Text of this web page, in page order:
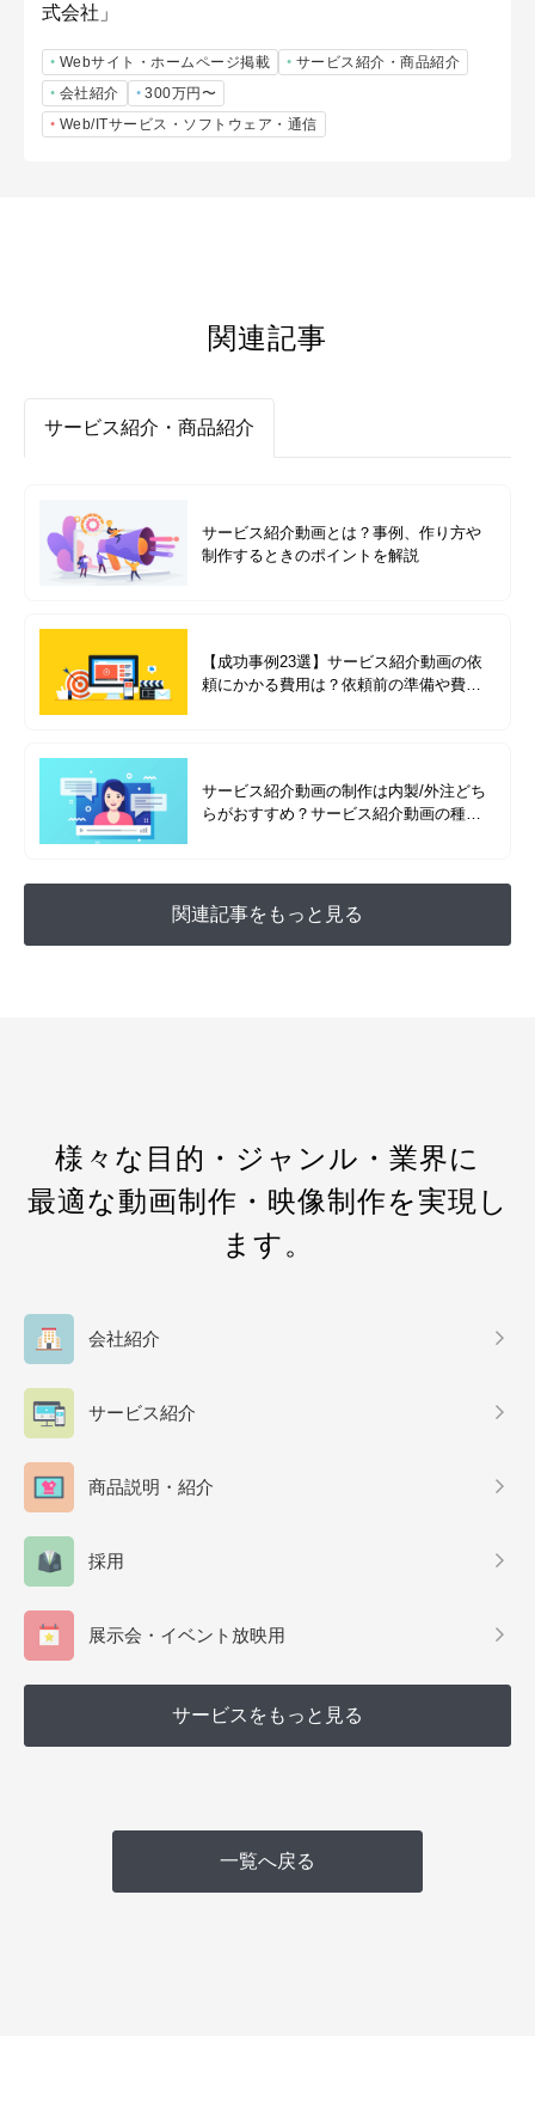
式会社」
Webサイト・ホームページ掲載
サービス紹介・商品紹介
会社紹介
300万円〜
Web/ITサービス・ソフトウェア・通信
関連記事
サービス紹介・商品紹介
サービス紹介動画とは？事例、作り方や
制作するときのポイントを解説
【成功事例23選】サービス紹介動画の依
頼にかかる費用は？依頼前の準備や費用
サービス紹介動画の制作は内製/外注どち
らがおすすめ？サービス紹介動画の種類
関連記事をもっと見る
様々な目的・ジャンル・業界に
最適な動画制作・映像制作を実現し
ます。
会社紹介
サービス紹介
商品説明・紹介
採用
展示会・イベント放映用
サービスをもっと見る
一覧へ戻る